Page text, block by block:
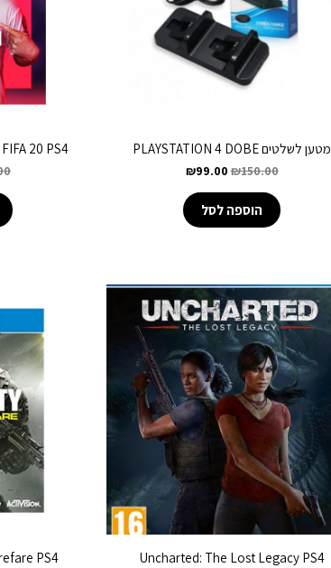
מטען לשלטים PLAYSTATION 4 DOBE
₪150.00
₪99.00
הוספה לסל
FIFA 20 PS4 | פיפ"א 2020 לפלייסטיישן 4
Uncharted: The Lost Legacy PS4
PS4